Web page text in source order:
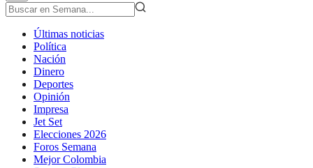
Últimas noticias
Política
Nación
Dinero
Deportes
Opinión
Impresa
Jet Set
Elecciones 2026
Foros Semana
Mejor Colombia